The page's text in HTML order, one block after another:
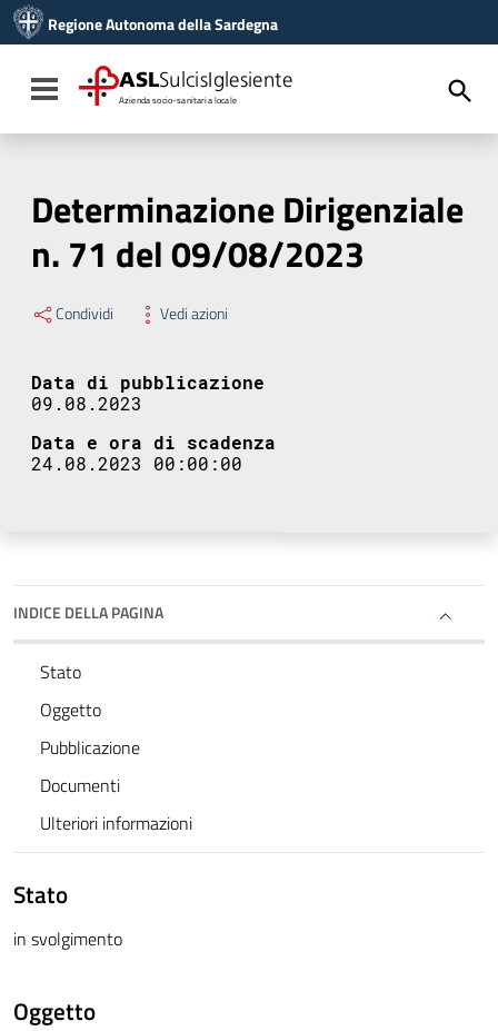
Vai al menu di navigazione
Vai al footer
Regione Autonoma della Sardegna
Toggle navigation
ASLSulcisIglesiente
Azienda socio-sanitaria locale
Determinazione Dirigenziale
n. 71 del 09/08/2023
Condividi Vedi azioni
Data di pubblicazione
09.08.2023
Data e ora di scadenza
24.08.2023 00:00:00
INDICE DELLA PAGINA
Stato
Oggetto
Pubblicazione
Documenti
Ulteriori informazioni
Stato
in svolgimento
Oggetto